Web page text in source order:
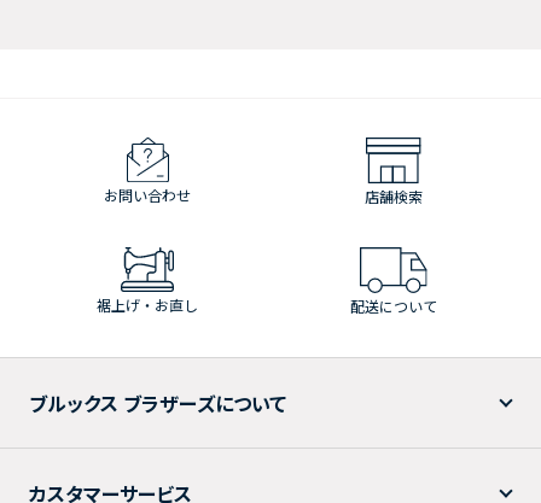
お問い合わせ 店舗検索
裾上げ・お直し 配送について
ブルックス ブラザーズについて
カスタマーサービス